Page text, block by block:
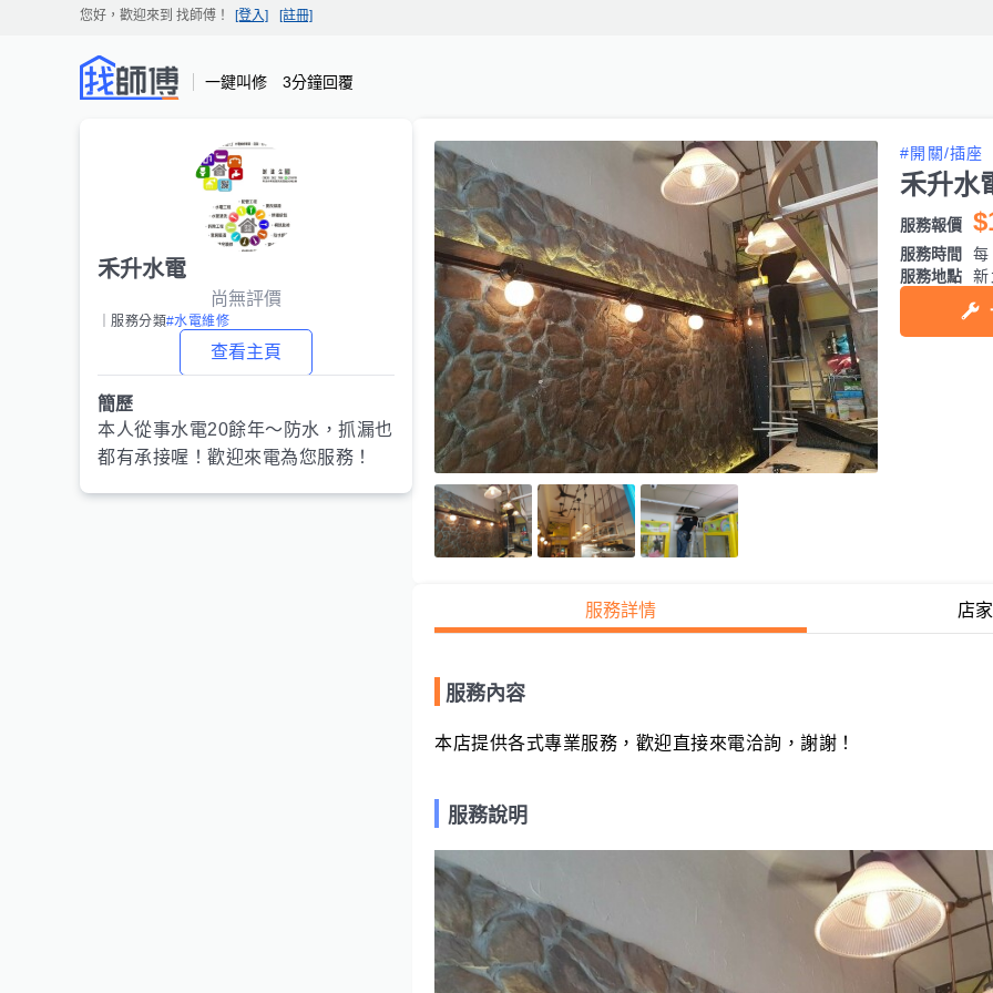
您好，歡迎來到 找師傅 ！ [登入] [註冊]
一鍵叫修 3分鐘回覆
禾升水電
尚無評價
｜服務分類#水電維修
查看主頁
簡歷
本人從事水電20餘年～防水，抓漏也
都有承接喔！歡迎來電為您服務！
#開關/插座
禾升水
服務報價
服務時間
服務地點
服務詳情 店
服務內容
本店提供各式專業服務，歡迎直接來電洽詢，謝謝！
服務說明